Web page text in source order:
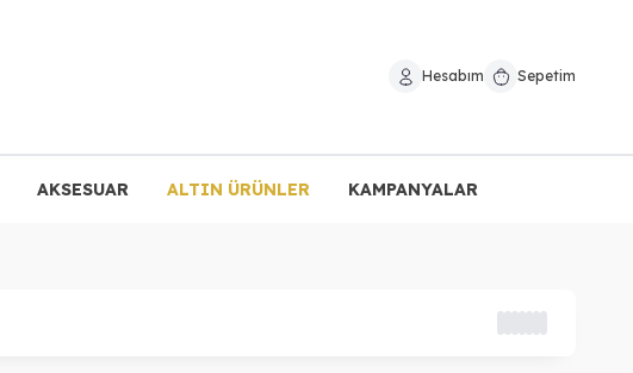
Hesabım Sepetim
AKSESUAR ALTIN ÜRÜNLER KAMPANYALAR